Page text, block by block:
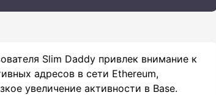
Slim Daddy привлек внимание к
адресов в сети Ethereum,
увеличение активности в Base.